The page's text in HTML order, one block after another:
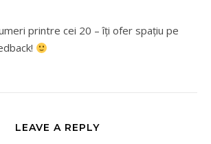
printre cei 20 – îţi ofer spaţiu pe
LEAVE A REPLY